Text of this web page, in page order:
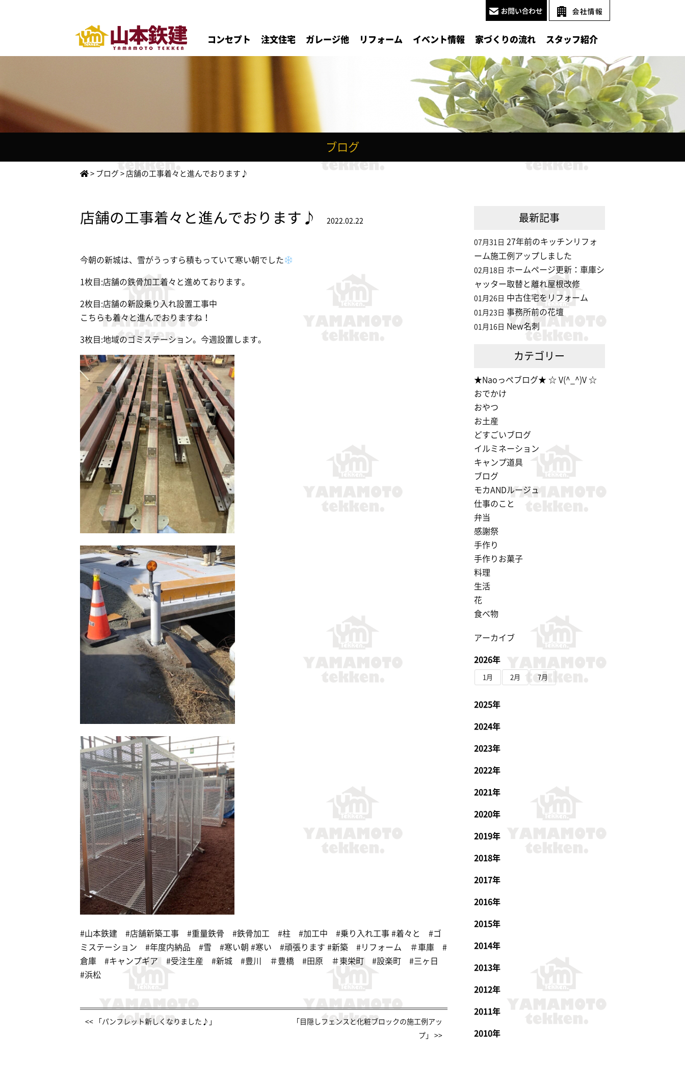
コンセプト 注文住宅 ガレージ他 リフォーム イベント情報 家づくりの流れ スタッフ紹介
ブログ
> ブログ > 店舗の工事着々と進んでおります♪
店舗の工事着々と進んでおります♪ 2022.02.22
今朝の新城は、雪がうっすら積もっていて寒い朝でした
1枚目:店舗の鉄骨加工着々と進めております。
2枚目:店舗の新設乗り入れ設置工事中
こちらも着々と進んでおりますね！
3枚目:地域のゴミステーション。今週設置します。
#山本鉄建 #店舗新築工事 #重量鉄骨 #鉄骨加工 #柱 #加工中 #乗り入れ工事 #着々と #ゴ
ミステーション #年度内納品 #雪 #寒い朝 #寒い #頑張ります #新築 #リフォーム ＃車庫 #
倉庫 #キャンプギア #受注生産 #新城 #豊川 ＃豊橋 #田原 ＃東栄町 #設楽町 #三ヶ日
#浜松
<< 「パンフレット新しくなりました♪」
「目隠しフェンスと化粧ブロックの施工例アッ
プ」 >>
最新記事
07月31日 27年前のキッチンリフォ
ーム施工例アップしました
02月18日 ホームページ更新：車庫シ
ャッター取替と離れ屋根改修
01月26日 中古住宅をリフォーム
01月23日 事務所前の花壇
01月16日 New名刺
カテゴリー
★Naoっぺブログ★ ☆ V(^_^)V ☆
おでかけ
おやつ
お土産
どすごいブログ
イルミネーション
キャンプ道具
ブログ
モカANDルージュ
仕事のこと
弁当
感謝祭
手作り
手作りお菓子
料理
生活
花
食べ物
アーカイブ
2026年
1月 2月 7月
2025年
2024年
2023年
2022年
2021年
2020年
2019年
2018年
2017年
2016年
2015年
2014年
2013年
2012年
2011年
2010年